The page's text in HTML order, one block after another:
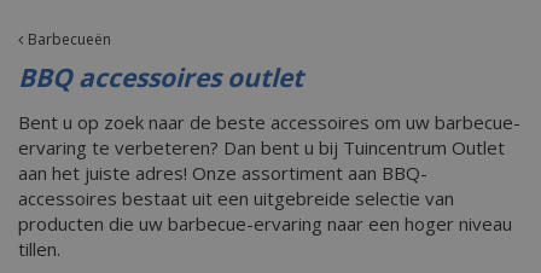
Barbecueën
BBQ accessoires outlet
Bent u op zoek naar de beste accessoires om uw barbecue-
ervaring te verbeteren? Dan bent u bij Tuincentrum Outlet
aan het juiste adres! Onze assortiment aan BBQ-
accessoires bestaat uit een uitgebreide selectie van
producten die uw barbecue-ervaring naar een hoger niveau
tillen.